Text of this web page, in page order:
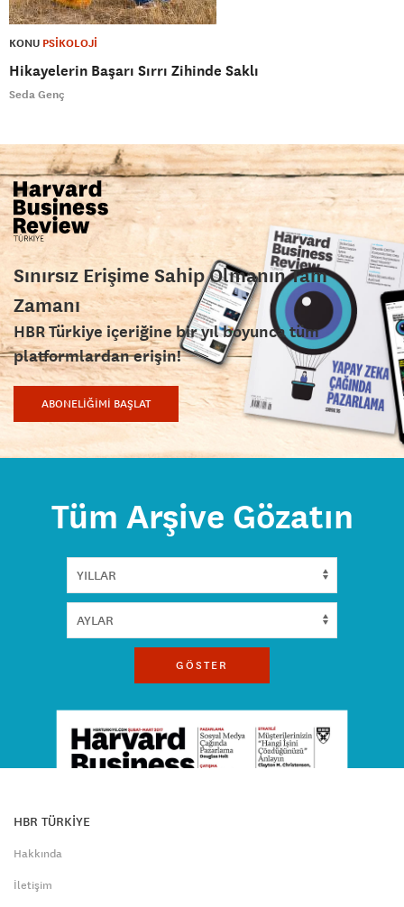
KONU PSİKOLOJİ
Hikayelerin Başarı Sırrı Zihinde Saklı
Seda Genç
Sınırsız Erişime Sahip Olmanın Tam
Zamanı
HBR Türkiye içeriğine bir yıl boyunca tüm
platformlardan erişin!
ABONELİĞİMİ BAŞLAT
Tüm Arşive Gözatın
GÖSTER
HBR TÜRKİYE
Hakkında
İletişim